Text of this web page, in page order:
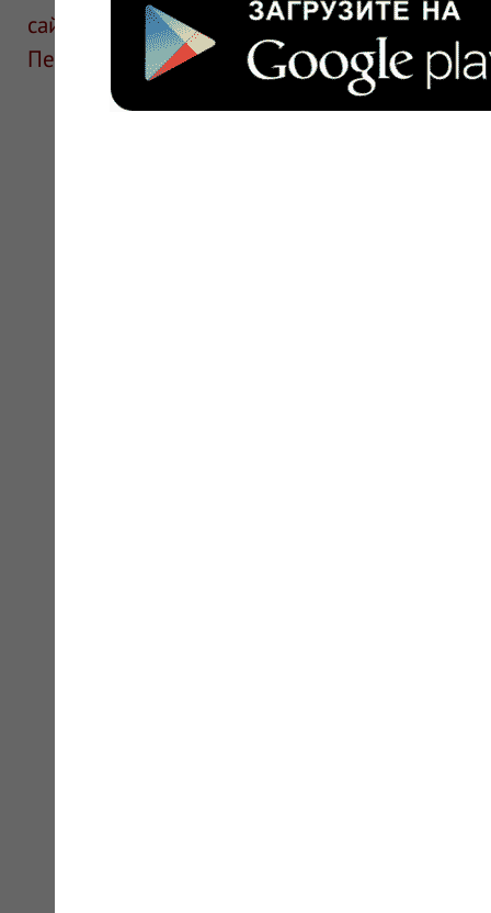
сайте для ознакомления и не является
Перед применением необходима